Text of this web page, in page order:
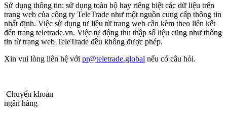
Sử dụng thông tin: sử dụng toàn bộ hay riêng biệt các dữ liệu trên
trang web của công ty TeleTrade như một nguồn cung cấp thông tin
nhất định. Việc sử dụng tư liệu từ trang web cần kèm theo liên kết
đến trang teletrade.vn. Việc tự động thu thập số liệu cũng như thông
tin từ trang web TeleTrade đều không được phép.
Xin vui lòng liên hệ với pr@teletrade.global nếu có câu hỏi.
Chuyển khoản
ngân hàng